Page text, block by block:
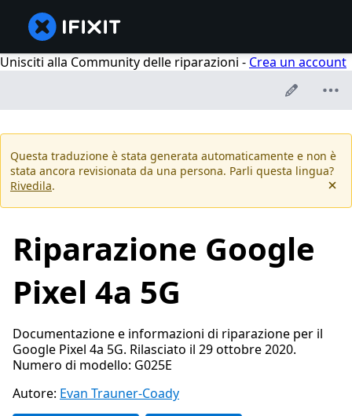
Unisciti alla Community delle riparazioni - Crea un account
Questa traduzione è stata generata automaticamente e non è
stata ancora revisionata da una persona. Parli questa lingua?
Rivedila.
Riparazione Google
Pixel 4a 5G
Documentazione e informazioni di riparazione per il
Google Pixel 4a 5G. Rilasciato il 29 ottobre 2020.
Numero di modello: G025E
Autore: Evan Trauner-Coady